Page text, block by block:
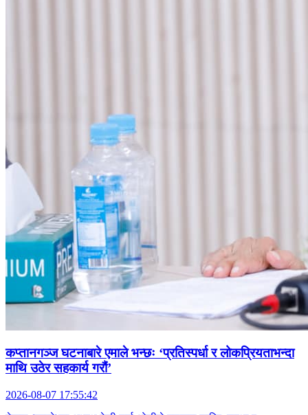
कप्तानगञ्ज घटनाबारे एमाले भन्छः ‘प्रतिस्पर्धा र लोकप्रियताभन्दा
माथि उठेर सहकार्य गरौं’
2026-08-07 17:55:42